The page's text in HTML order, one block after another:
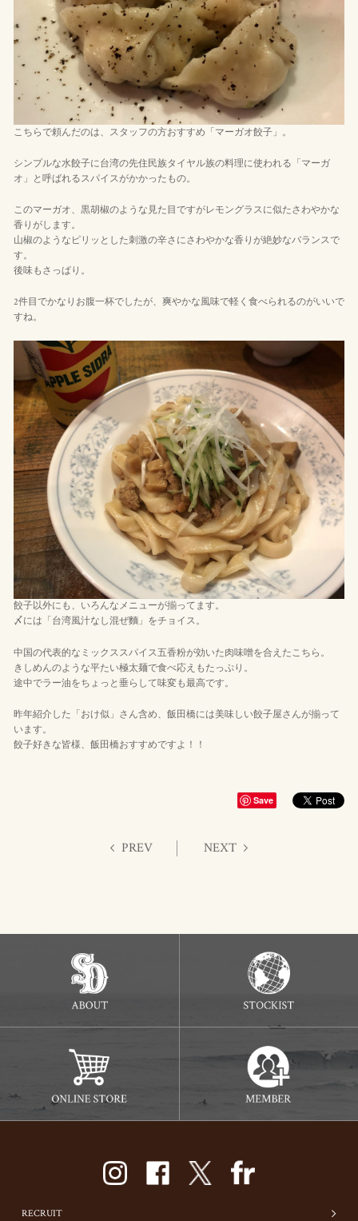
こちらで頼んだのは、スタッフの方おすすめ「マーガオ餃子」。
シンプルな水餃子に台湾の先住民族タイヤル族の料理に使われる「マーガ
オ」と呼ばれるスパイスがかかったもの。
このマーガオ、黒胡椒のような見た目ですがレモングラスに似たさわやかな
香りがします。
山椒のようなピリッとした刺激の辛さにさわやかな香りが絶妙なバランスで
す。
後味もさっぱり。
2件目でかなりお腹一杯でしたが、爽やかな風味で軽く食べられるのがいいで
すね。
餃子以外にも、いろんなメニューが揃ってます。
〆には「台湾風汁なし混ぜ麵」をチョイス。
中国の代表的なミックススパイス五香粉が効いた肉味噌を合えたこちら。
きしめんのような平たい極太麺で食べ応えもたっぷり。
途中でラー油をちょっと垂らして味変も最高です。
昨年紹介した「おけ似」さん含め、飯田橋には美味しい餃子屋さんが揃って
います。
餃子好きな皆様、飯田橋おすすめですよ！！
Save
PREV NEXT
RECRUIT